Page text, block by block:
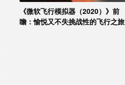
《微软飞行模拟器（2020）》前
瞻：愉悦又不失挑战性的飞行之旅